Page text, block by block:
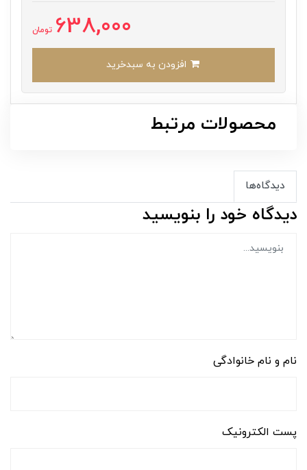
638,000 تومان
محصولات مرتبط
دیدگاه‌ها
دیدگاه خود را بنویسید
نام و نام خانوادگی
پست الکترونیک